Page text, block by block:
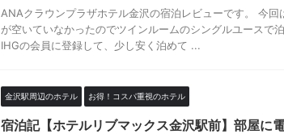
ANAクラウンプラザホテル金沢の宿泊レビューです。 今回
が空いていなかったのでツインルームのシングルユースで
IHGの会員に登録して、少し安く泊めて ...
金沢駅周辺のホテル お得！コスパ重視のホテル
宿泊記【ホテルリブマックス金沢駅前】部屋に